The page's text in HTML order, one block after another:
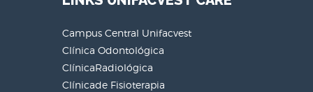
Campus Central Unifacvest
Clínica Odontológica
ClínicaRadiológica
Clínicade Fisioterapia